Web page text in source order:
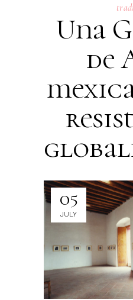
Una
de
05
JULY